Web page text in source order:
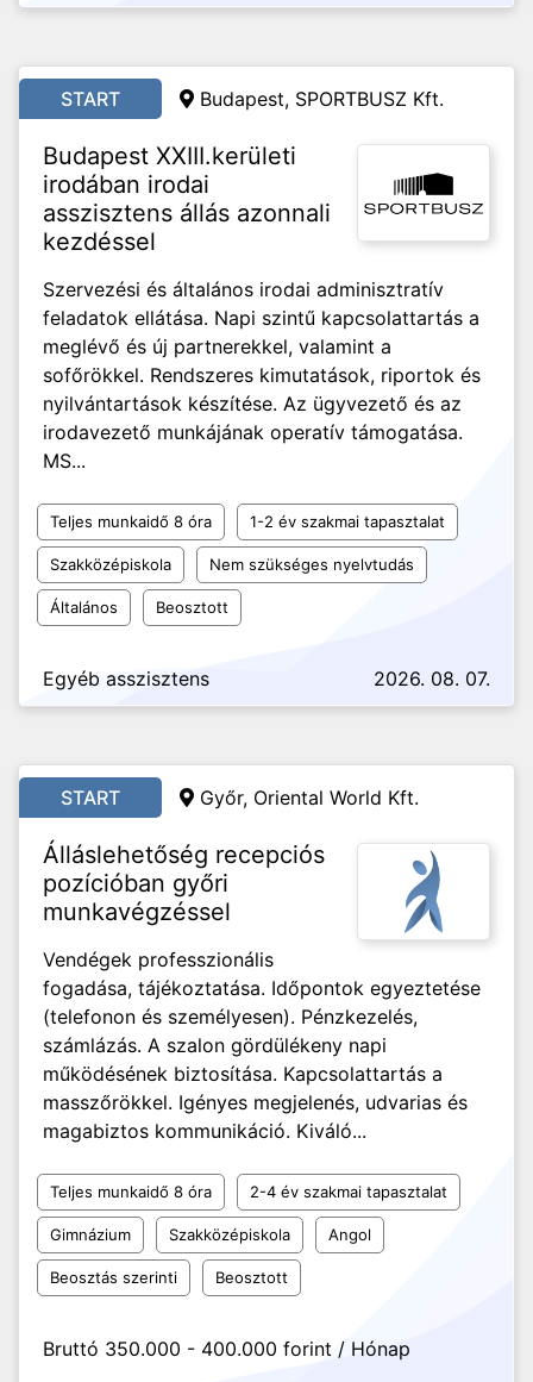
START Budapest, SPORTBUSZ Kft.
Budapest XXIII.kerületi
irodában irodai
asszisztens állás azonnali
kezdéssel
Szervezési és általános irodai adminisztratív
feladatok ellátása. Napi szintű kapcsolattartás a
meglévő és új partnerekkel, valamint a
sofőrökkel. Rendszeres kimutatások, riportok és
nyilvántartások készítése. Az ügyvezető és az
irodavezető munkájának operatív támogatása.
MS...
Teljes munkaidő 8 óra 1-2 év szakmai tapasztalat
Szakközépiskola Nem szükséges nyelvtudás
Általános Beosztott
Egyéb asszisztens 2026. 08. 07.
START Győr, Oriental World Kft.
Álláslehetőség recepciós
pozícióban győri
munkavégzéssel
Vendégek professzionális
fogadása, tájékoztatása. Időpontok egyeztetése
(telefonon és személyesen). Pénzkezelés,
számlázás. A szalon gördülékeny napi
működésének biztosítása. Kapcsolattartás a
masszőrökkel. Igényes megjelenés, udvarias és
magabiztos kommunikáció. Kiváló...
Teljes munkaidő 8 óra 2-4 év szakmai tapasztalat
Gimnázium Szakközépiskola Angol
Beosztás szerinti Beosztott
Bruttó 350.000 - 400.000 forint / Hónap